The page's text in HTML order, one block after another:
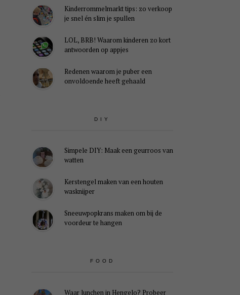
Kinderrommelmarkt tips: zo verkoop
je snel én slim je spullen
LOL, BRB! Waarom kinderen zo kort
antwoorden op appjes
Redenen waarom je puber een
onvoldoende heeft gehaald
DIY
Simpele DIY: Maak een geurroos van
watten
Kerstengel maken van een houten
wasknijper
Sneeuwpopkrans maken om bij de
voordeur te hangen
FOOD
Waar lunchen in Hengelo? Probeer